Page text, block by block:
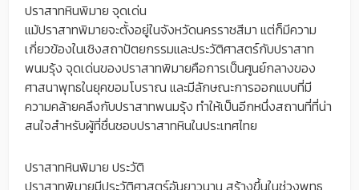
ปราสาทหินพิมาย จุดเด่น
แม้ปราสาทพิมายจะตั้งอยู่ในจังหวัดนครราชสีมา แต่ก็มีความ
เกี่ยวข้องในเชิงสถาปัตยกรรมและประวัติศาสตร์กับปราสาท
พนมรุ้ง จุดเด่นของปราสาทพิมายคือการเป็นศูนย์กลางของ
ศาสนาพุทธในยุคขอมโบราณ และมีลักษณะการออกแบบที่มี
ความคล้ายคลึงกับปราสาทพนมรุ้ง ทำให้เป็นอีกหนึ่งสถานที่ที่น่า
สนใจสำหรับผู้ที่ชื่นชอบปราสาทหินในประเทศไทย
ปราสาทหินพิมาย ประวัติ
ปราสาทพิมายมีประวัติศาสตร์อันยาวนาน สร้างขึ้นในช่วงพุทธ